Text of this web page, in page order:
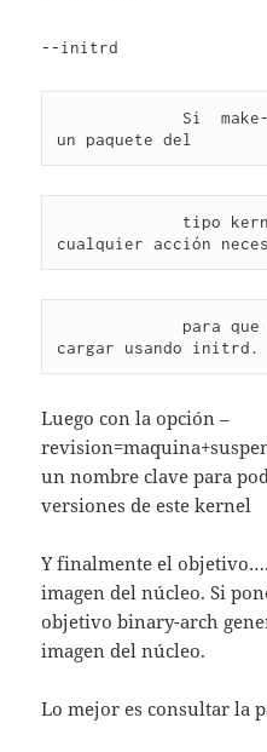
--initrd
un paquete del
cualquier acción
cargar usando initrd.
Luego con la opción –
un nombre clave para
versiones de este kernel
Y finalmente el
imagen del núcleo. Si
objetivo binary-arch
imagen del núcleo.
Lo mejor es consultar la